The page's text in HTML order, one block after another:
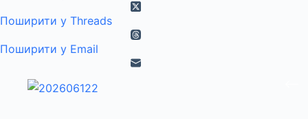
Поширити у Threads
Поширити у Email